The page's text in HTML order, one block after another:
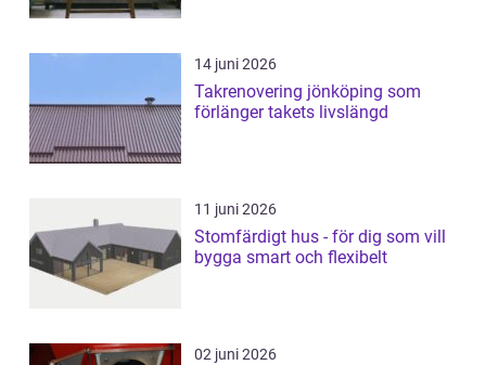
14 juni 2026
Takrenovering jönköping som
förlänger takets livslängd
11 juni 2026
Stomfärdigt hus - för dig som vill
bygga smart och flexibelt
02 juni 2026